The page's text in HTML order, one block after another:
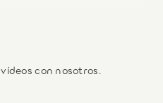
con nosotros.